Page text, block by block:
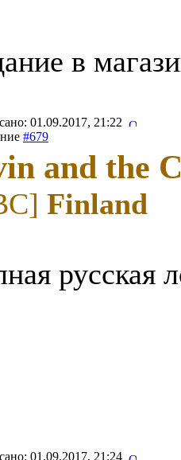
в
01.09.2017, 21:22
#679
and the
Finland
русская
01.09.2017, 21:24